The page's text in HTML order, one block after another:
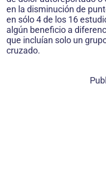
en la disminución de
en sólo 4 de los 16
algún beneficio a
que incluían solo un
cruzado.